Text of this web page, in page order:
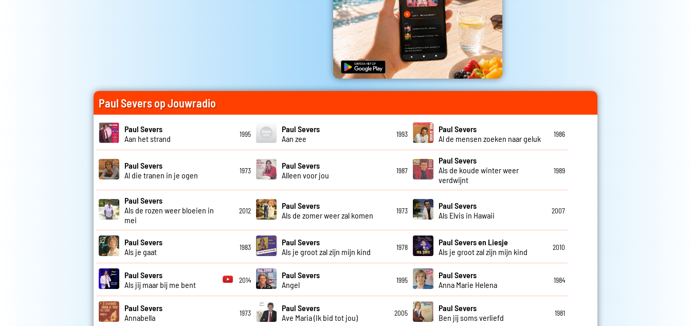
Paul Severs op Jouwradio
Paul Severs
Aan het strand
1995
Paul Severs
Aan zee
1993
Paul Severs
Al de mensen zoeken naar geluk
1986
Paul Severs
Al die tranen in je ogen
1973
Paul Severs
Alleen voor jou
1987
Paul Severs
Als de koude winter weer
verdwijnt
1989
Paul Severs
Als de rozen weer bloeien in
mei
2012
Paul Severs
Als de zomer weer zal komen
1973
Paul Severs
Als Elvis in Hawaii
2007
Paul Severs
Als je gaat
1983
Paul Severs
Als je groot zal zijn mijn kind
1978
Paul Severs en Liesje
Als je groot zal zijn mijn kind
2010
Paul Severs
Als jij maar bij me bent
2014
Paul Severs
Angel
1995
Paul Severs
Anna Marie Helena
1984
Paul Severs
Annabella
1973
Paul Severs
Ave Maria (Ik bid tot jou)
2005
Paul Severs
Ben jij soms verliefd
1981